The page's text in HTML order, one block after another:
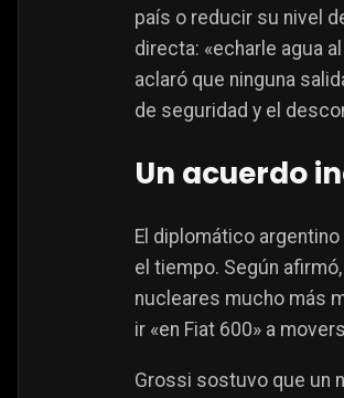
país o reducir su nivel
directa: «echarle agua
aclaró que ninguna
de seguridad y el
Un acuerdo
El diplomático
el tiempo. Según
nucleares mucho más
ir «en Fiat 600» a
Grossi sostuvo que un